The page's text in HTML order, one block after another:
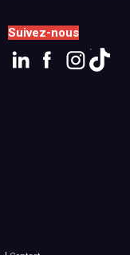
Suivez-nous